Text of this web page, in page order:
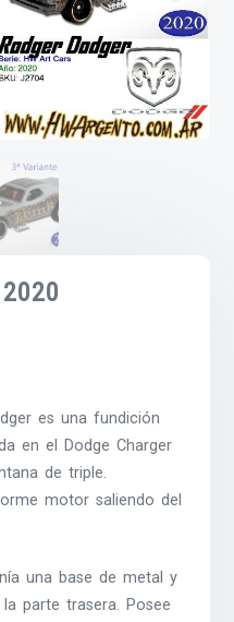
es una fundición
en el Dodge Charger
de triple.
motor saliendo del
una base de metal y
parte trasera. Posee